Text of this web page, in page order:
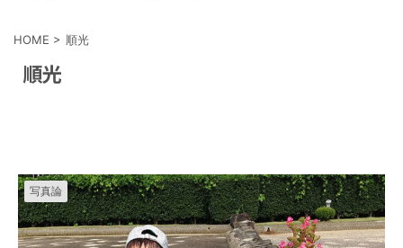
HOME > 順光
順光
写真論